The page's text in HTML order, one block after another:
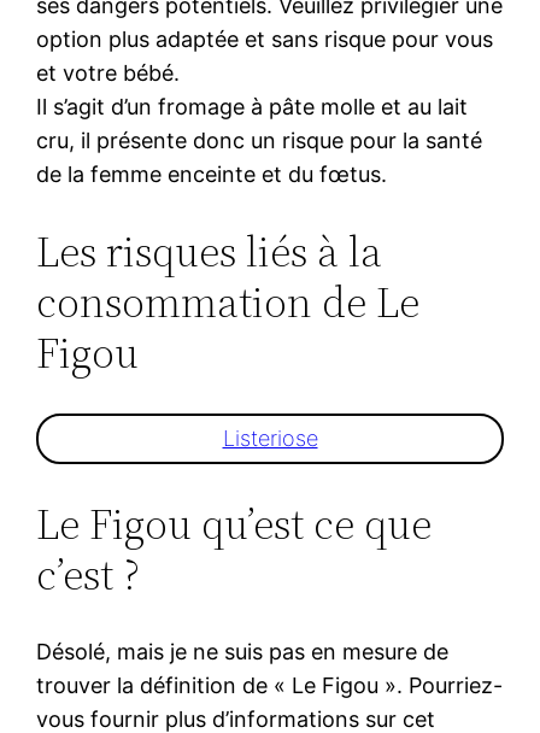
option plus adaptée et sans risque pour vous
et votre bébé.
Il s’agit d’un fromage à pâte molle et au lait
cru, il présente donc un risque pour la santé
de la femme enceinte et du fœtus.
Les risques liés à la
consommation de Le
Figou
Listeriose
Le Figou qu’est ce que
c’est ?
Désolé, mais je ne suis pas en mesure de
trouver la définition de « Le Figou ». Pourriez-
vous fournir plus d’informations sur cet